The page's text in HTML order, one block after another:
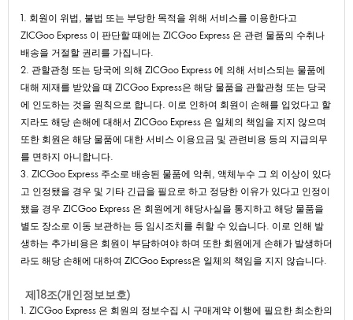
1.회원이위법,불법또는부당한목적을위해서비스를이용한다고
ZICGooExpress이판단할때에는ZICGooExpress은관련물품의수취나
배송을거절할권리를가집니다.
2.관할관청또는당국에의해ZICGooExpress에의해서비스되는물품에
대해제재를받았을때ZICGooExpress은해당물품을관할관청또는당국
에인도하는것을원칙으로합니다.이로인하여회원이손해를입었다고할
지라도해당손해에대해서ZICGooExpress은일체의책임을지지않으며
또한회원은해당물품에대한서비스이용요금및관련비용등의지급의무
를면하지아니합니다.
3.ZICGooExpress주소로배송된물품에악취,액체누수그외이상이있다
고인정됐을경우및기타긴급을필요로하고정당한이유가있다고인정이
됐을경우ZICGooExpress은회원에게해당사실을통지하고해당물품을
별도장소로이동보관하는등임시조치를취할수있습니다.이로인해발
생하는추가비용은회원이부담하여야하며또한회원에게손해가발생하더
라도해당손해에대하여ZICGooExpress은일체의책임을지지않습니다.
제18조(개인정보보호)
1.ZICGooExpress은회원의정보수집시구매계약이행에필요한최소한의